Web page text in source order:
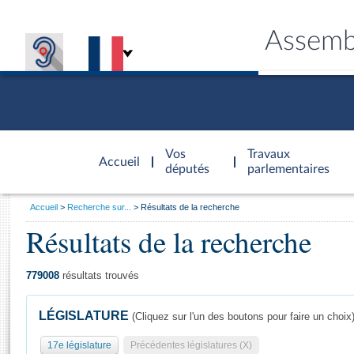
Accueil
d'accueil
Vos
députés
Travaux
parlementaires
Général
Vous
Accueil Recherche sur... Résultats de la recherche
Résultats de la recherche
779008 résultats trouvés
LÉGISLATURE (Cliquez sur l'un des boutons pour faire un choix)
17e législature Précédentes législatures (X)